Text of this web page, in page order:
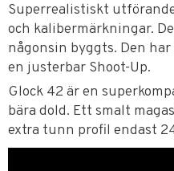
Superrealistiskt
och kalibermärkningar.
någonsin byggts. Den
en justerbar Shoot-Up.
Glock 42 är en
bära dold. Ett smalt
extra tunn profil endast